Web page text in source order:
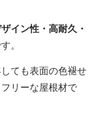
イン性・高耐久・
。
ても表面の色褪せ
リーな屋根材で